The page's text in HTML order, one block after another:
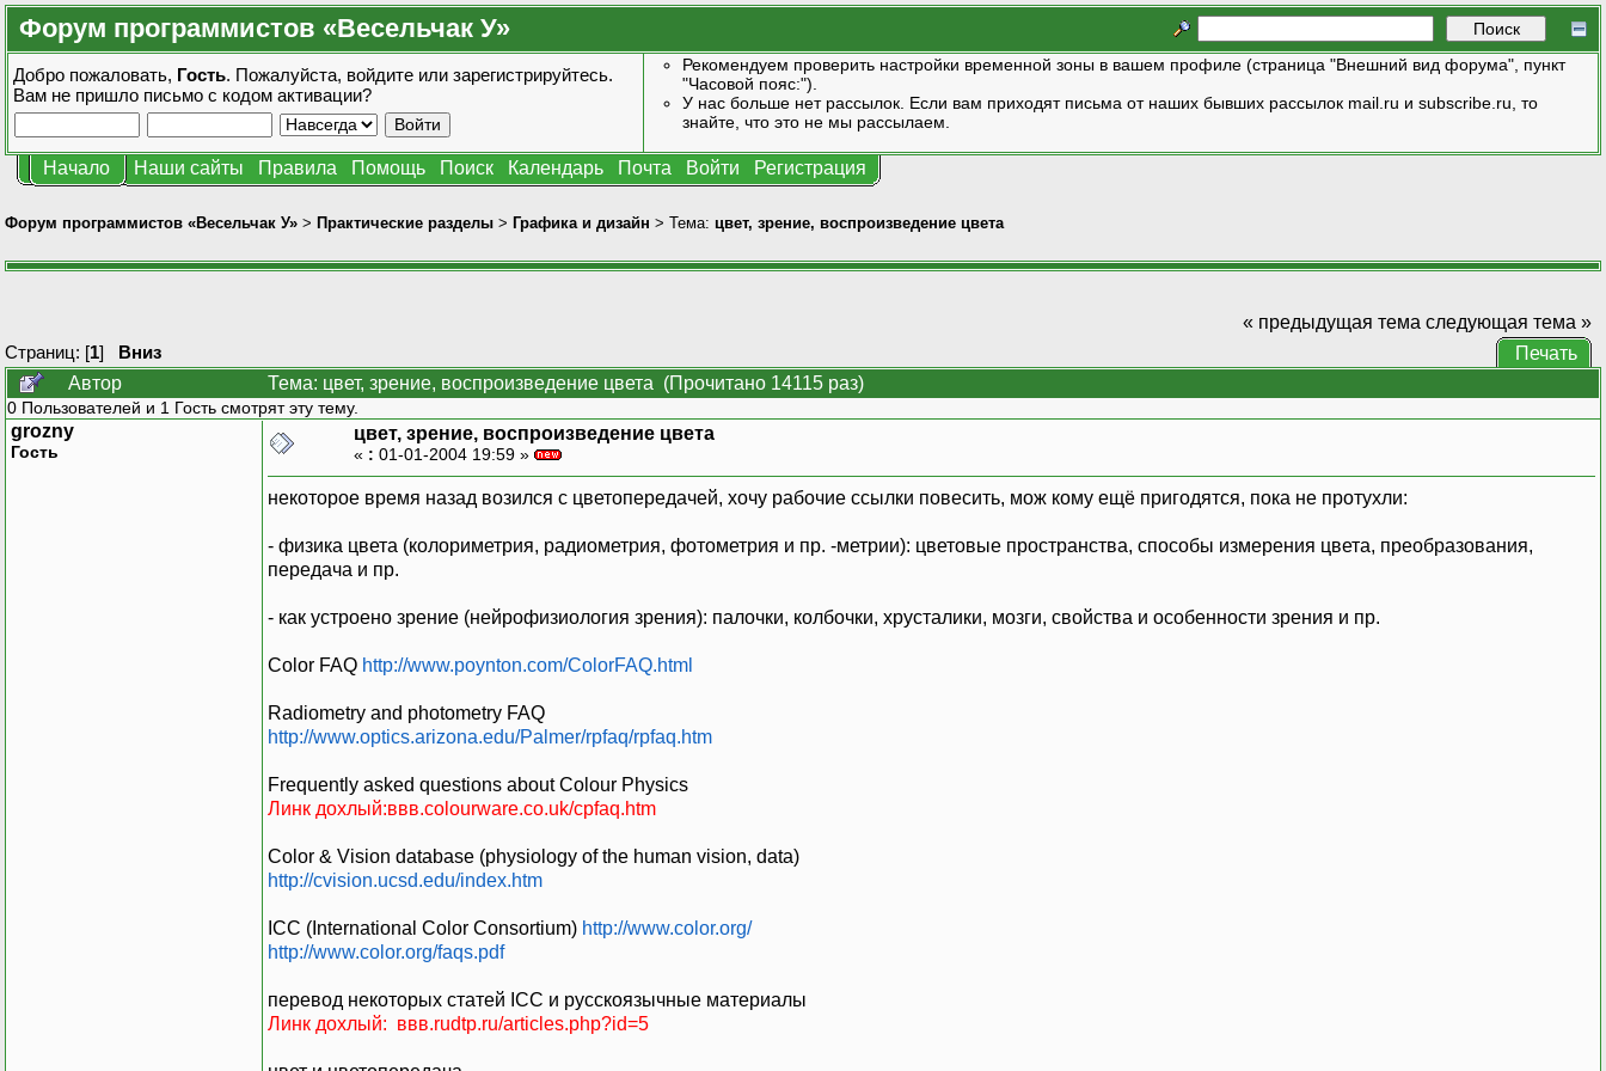
Форум программистов «Весельчак У»
Добро пожаловать, Гость. Пожалуйста, войдите или зарегистрируйтесь.
Вам не пришло письмо с кодом активации?
Рекомендуем проверить настройки временной зоны в вашем профиле (страница "Внешний вид форума", пункт
"Часовой пояс:").
У нас больше нет рассылок. Если вам приходят письма от наших бывших рассылок mail.ru и subscribe.ru, то
знайте, что это не мы рассылаем.
Начало Наши сайты Правила Помощь Поиск Календарь Почта Войти Регистрация
Форум программистов «Весельчак У» > Практические разделы > Графика и дизайн > Тема: цвет, зрение, воспроизведение цвета
Страниц: [1] Вниз
« предыдущая тема следующая тема »
Печать
Автор
Тема: цвет, зрение, воспроизведение цвета (Прочитано 14115 раз)
0 Пользователей и 1 Гость смотрят эту тему.
grozny
Гость
цвет, зрение, воспроизведение цвета
« : 01-01-2004 19:59 »
некоторое время назад возился с цветопередачей, хочу рабочие ссылки повесить, мож кому ещё пригодятся, пока не протухли:
- физика цвета (колориметрия, радиометрия, фотометрия и пр. -метрии): цветовые пространства, способы измерения цвета, преобразования,
передача и пр.
- как устроено зрение (нейрофизиология зрения): палочки, колбочки, хрусталики, мозги, свойства и особенности зрения и пр.
Color FAQ http://www.poynton.com/ColorFAQ.html
Radiometry and photometry FAQ
http://www.optics.arizona.edu/Palmer/rpfaq/rpfaq.htm
Frequently asked questions about Colour Physics
Линк дохлый:ввв.colourware.co.uk/cpfaq.htm
Color & Vision database (physiology of the human vision, data)
http://cvision.ucsd.edu/index.htm
ICC (International Color Consortium) http://www.color.org/
http://www.color.org/faqs.pdf
перевод некоторых статей ICC и русскоязычные материалы
Линк дохлый: ввв.rudtp.ru/articles.php?id=5